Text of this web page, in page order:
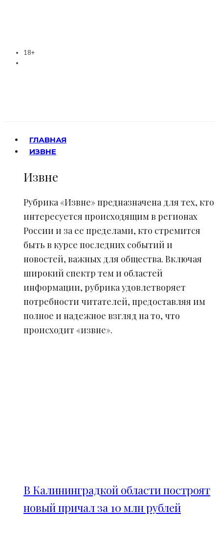
18+
ГЛАВНАЯ
ИЗВНЕ
Извне
Рубрика «Извне» предназначена для тех, кто
интересуется происходящим в регионах
России и за ее пределами, кто стремится
быть в курсе последних событий и
новостей, важных для общества. Включая
широкий спектр тем и областей
информации, рубрика удовлетворяет
потребности читателей, предоставляя им
полное и надежное взгляд на то, что
происходит «извне».
В Калининградкой области построят
новый причал за 10 млн рублей